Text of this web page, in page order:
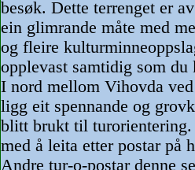
besøk. Dette terrenget er
ein glimrande måte med
og fleire
opplevast samtidig som
I nord mellom Vihovda
ligg eit spennande og
blitt brukt til
med å leita etter postar på
Andre tur-o-postar denne